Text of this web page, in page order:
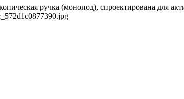
ручка (монопод), спроектирована для